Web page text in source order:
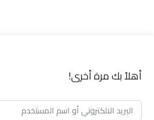
أهلاً بك مرة أخرى!